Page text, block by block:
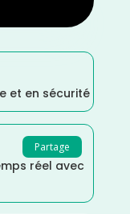
et en sécurité
Partage
réel avec